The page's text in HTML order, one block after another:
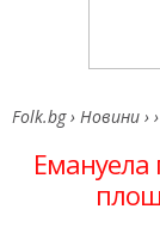
Folk.bg › Новини › ›
Емануела